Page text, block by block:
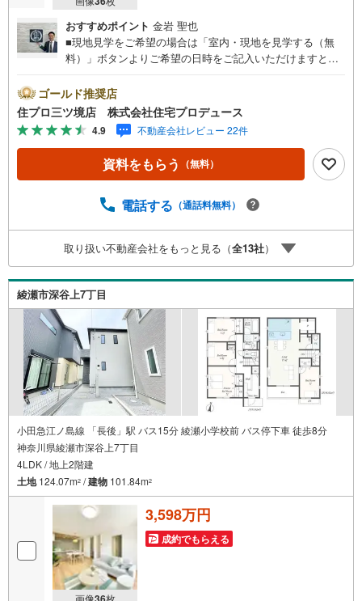
おすすめポイント 金岩 聖也
■現地見学をご希望の場合は「室内・現地を見学する（無
料）」ボタンよりご希望の日時をご記入いただけますとス
リアに強い！ 住プロは、藤沢市・綾瀬市エリアの不動産売
買専門会社です！最新物件情報や当社限定で販売する物件
情報も多数ございますので、お気軽にお問合せ下さい！ ----
---------- 弊社独自の住宅ローン提案システム 弊社ではファ
イナンシャル専門スタッフによる【丁寧な資金アドバイ
ス】【ファイナンシャルプラン提案書の作成】を随時行っ
ローン残高】【住宅購入者だけが加入できる無料の生命保
多くなる【教育費】住宅を買った後から始まる【住宅ロー
ン返済】65歳以上から必要になる【老後の費用負担】住宅
探しの【このタイミング】で不安な部分を明確にしていき
ませんか？？ --------------
ゴールド推奨店
住プロ三ツ境店 株式会社住宅プロデュース
4.9 不動産会社レビュー 22件
資料をもらう （無料）
電話する （通話料無料）
取り扱い不動産会社をもっと見る（全13社）
綾瀬市深谷上7丁目
小田急江ノ島線 「長後」駅 バス15分 綾瀬小学校前 バス停下車 徒歩8分
神奈川県綾瀬市深谷上7丁目
4LDK / 地上2階建
土地124.07m2 /建物 101.84m2
画像 枚
3,598万円
成約でもらえる